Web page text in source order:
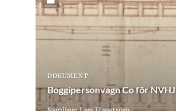
DOKUMENT
Boggipersonvagn Co för NVHJ